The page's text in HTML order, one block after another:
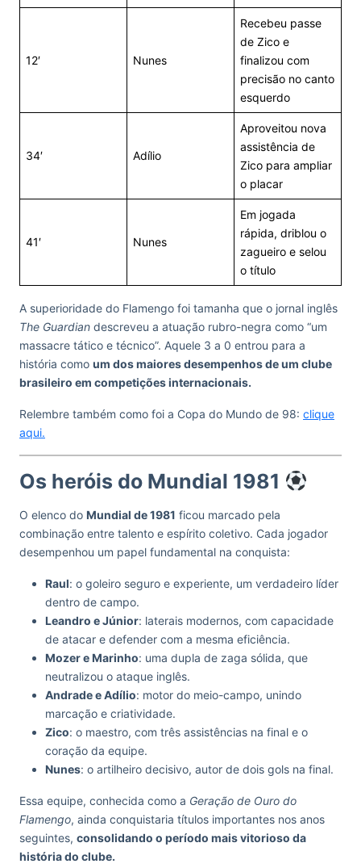
12′ Nunes
Recebeu passe
de Zico e
finalizou com
precisão no canto
esquerdo
34′ Adílio
Aproveitou nova
assistência de
Zico para ampliar
o placar
41′ Nunes
Em jogada
rápida, driblou o
zagueiro e selou
o título
A superioridade do Flamengo foi tamanha que o jornal inglês
The Guardian descreveu a atuação rubro-negra como “um
massacre tático e técnico”. Aquele 3 a 0 entrou para a
história como um dos maiores desempenhos de um clube
brasileiro em competições internacionais.
Relembre também como foi a Copa do Mundo de 98: clique
aqui.
Os heróis do Mundial 1981
O elenco do Mundial de 1981 ficou marcado pela
combinação entre talento e espírito coletivo. Cada jogador
desempenhou um papel fundamental na conquista:
Raul: o goleiro seguro e experiente, um verdadeiro líder
dentro de campo.
Leandro e Júnior: laterais modernos, com capacidade
de atacar e defender com a mesma eficiência.
Mozer e Marinho: uma dupla de zaga sólida, que
neutralizou o ataque inglês.
Andrade e Adílio: motor do meio-campo, unindo
marcação e criatividade.
Zico: o maestro, com três assistências na final e o
coração da equipe.
Nunes: o artilheiro decisivo, autor de dois gols na final.
Essa equipe, conhecida como a Geração de Ouro do
Flamengo, ainda conquistaria títulos importantes nos anos
seguintes, consolidando o período mais vitorioso da
história do clube.